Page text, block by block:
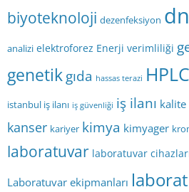
biyoteknoloji dezenfeksiyon
analizi elektroforez Enerji verimliliği
genetikgıda hassas terazi HPLC
istanbul iş ilanı iş güvenliği iş ilanı
kanser kariyer kimya kimyager
laboratuvar laboratuvar
Laboratuvar ekipmanları